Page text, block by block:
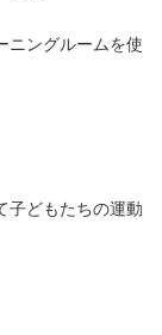
ニングルームを使
子どもたちの運動